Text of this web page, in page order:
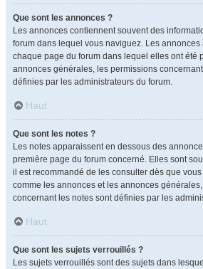
Que sont les annonces ?
Les annonces contiennent souvent des
forum dans lequel vous naviguez. Les
chaque page du forum dans lequel elles ont été
annonces générales, les permissions
définies par les administrateurs du forum.
Haut
Que sont les notes ?
Les notes apparaissent en dessous des
première page du forum concerné. Elles sont
il est recommandé de les consulter dès que
comme les annonces et les annonces
concernant les notes sont définies par les
Haut
Que sont les sujets verrouillés ?
Les sujets verrouillés sont des sujets dans